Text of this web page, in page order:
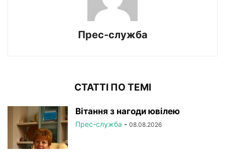
Прес-служба
СТАТТІ ПО ТЕМІ
Вітання з нагоди ювілею
Прес-служба - 08.08.2026